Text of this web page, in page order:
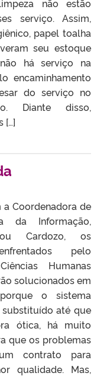
não estão
serviço. Assim,
papel toalha
seu estoque
há serviço na
encaminhamento
do serviço no
Diante disso,
[…]
Coordenadora de
da Informação,
Cardozo, os
pelo
Humanas
solucionados em
o sistema
até que
ótica, há muito
que os problemas
contrato para
qualidade. Mas,